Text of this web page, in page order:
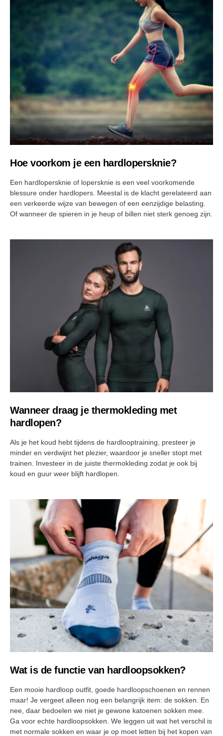
Hoe voorkom je een hardlopersknie?
Een hardlopersknie of lopersknie is een veel voorkomende
blessure onder hardlopers. Meestal is de klacht gerelateerd aan
een verkeerde wijze van bewegen of een eenzijdige belasting.
Of wanneer de spieren in je heup of billen niet sterk genoeg zijn.
Wanneer draag je thermokleding met
hardlopen?
Als je het koud hebt tijdens de hardlooptraining, presteer je
minder en verdwijnt het plezier, waardoor je sneller stopt met
trainen. Investeer in de juiste thermokleding zodat je ook bij
koud en guur weer blijft hardlopen.
Wat is de functie van hardloopsokken?
Een mooie hardloop outfit, goede hardloopschoenen en rennen
maar! Je vergeet alleen nog een belangrijk item: de sokken. En
nee, daar bedoelen we niet je gewone katoenen sokken mee.
Ga voor echte hardloopsokken. We leggen uit wat het verschil is
met normale sokken en waar je op moet letten bij het kopen van